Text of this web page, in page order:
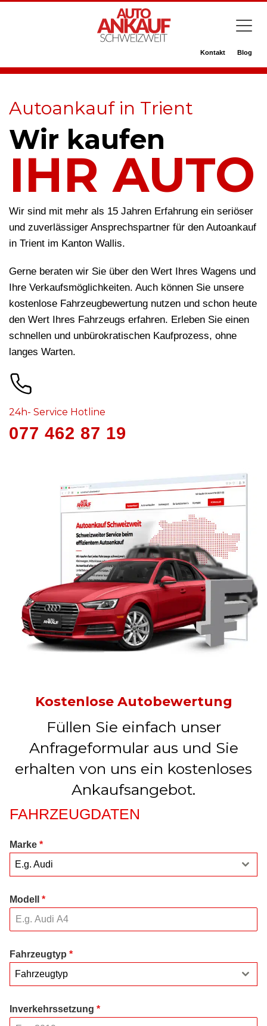
Kontakt Blog
Autoankauf in Trient
Wir kaufen
IHR AUTO
Wir sind mit mehr als 15 Jahren Erfahrung ein seriöser
und zuverlässiger Ansprechspartner für den Autoankauf
in Trient im Kanton Wallis.
Gerne beraten wir Sie über den Wert Ihres Wagens und
Ihre Verkaufsmöglichkeiten. Auch können Sie unsere
kostenlose Fahrzeugbewertung nutzen und schon heute
den Wert Ihres Fahrzeugs erfahren. Erleben Sie einen
schnellen und unbürokratischen Kaufprozess, ohne
langes Warten.
24h- Service Hotline
077 462 87 19
Kostenlose Autobewertung
Füllen Sie einfach unser
Anfrageformular aus und Sie
erhalten von uns ein kostenloses
Ankaufsangebot.
FAHRZEUGDATEN
Marke *
E.g. Audi
Modell *
Fahrzeugtyp *
Fahrzeugtyp
Inverkehrssetzung *